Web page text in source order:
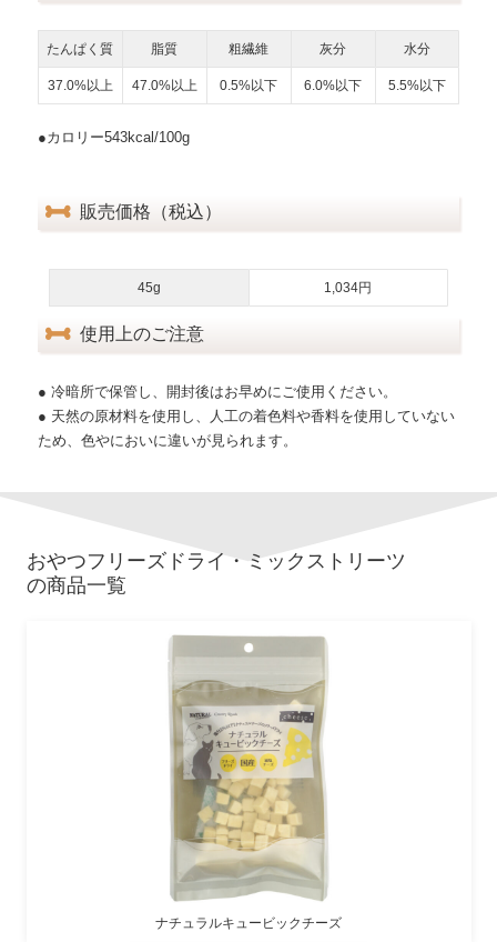
たんぱく質 脂質 粗繊維 灰分 水分
37.0%以上 47.0%以上 0.5%以下 6.0%以下 5.5%以下
●カロリー543kcal/100g
販売価格（税込）
45g 1,034円
使用上のご注意
● 冷暗所で保管し、開封後はお早めにご使用ください。
● 天然の原材料を使用し、人工の着色料や香料を使用していない
ため、色やにおいに違いが見られます。
おやつフリーズドライ・ミックストリーツ
の商品一覧
ナチュラルキュービックチーズ